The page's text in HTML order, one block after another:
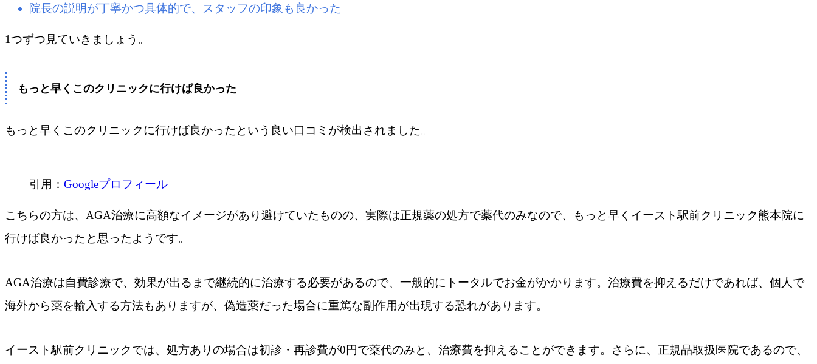
院長の説明が丁寧かつ具体的で、スタッフの印象も良かった
1つずつ見ていきましょう。
もっと早くこのクリニックに行けば良かった
もっと早くこのクリニックに行けば良かったという良い口コミが検出されました。
引用： Googleプロフィール
こちらの方は、AGA治療に高額なイメージがあり避けていたものの、実際は正規薬の処方で薬代のみなので、もっと早くイースト駅前クリニック熊本院に
行けば良かったと思ったようです。
AGA治療は自費診療で、効果が出るまで継続的に治療する必要があるので、一般的にトータルでお金がかかります。治療費を抑えるだけであれば、個人で
海外から薬を輸入する方法もありますが、偽造薬だった場合に重篤な副作用が出現する恐れがあります。
イースト駅前クリニックでは、処方ありの場合は初診・再診費が0円で薬代のみと、治療費を抑えることができます。さらに、正規品取扱医院であるので、